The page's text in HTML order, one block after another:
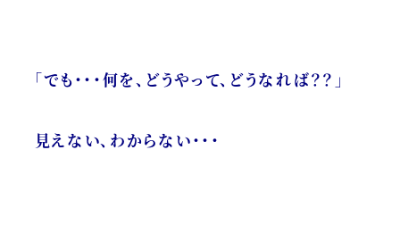
「でも・・・何を、どうやって、どうなれば？？」
見えない、わからない・・・